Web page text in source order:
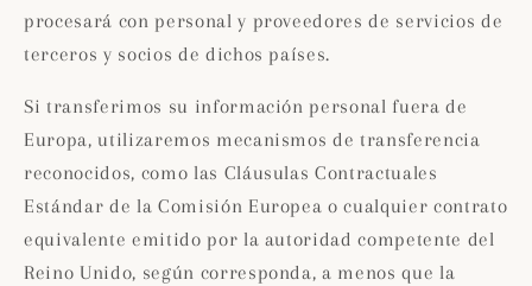
procesará con personal y proveedores de servicios de
terceros y socios de dichos países.
Si transferimos su información personal fuera de
Europa, utilizaremos mecanismos de transferencia
reconocidos, como las Cláusulas Contractuales
Estándar de la Comisión Europea o cualquier contrato
equivalente emitido por la autoridad competente del
Reino Unido, según corresponda, a menos que la